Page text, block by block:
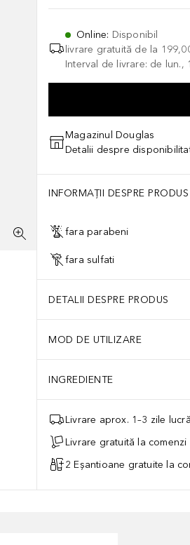
Online: Disponibil
livrare gratuită de la
Interval de livrare: de lun.,
Magazinul Douglas
Detalii despre
INFORMAȚII DESPRE PRODUS
fara parabeni
fara sulfati
DETALII DESPRE PRODUS
MOD DE UTILIZARE
INGREDIENTE
Livrare aprox. 1–3 zile
Livrare gratuită la comenzi
2 Eșantioane gratuite la